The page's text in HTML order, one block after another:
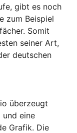
gibt es noch
zum Beispiel
Somit
seiner Art,
deutschen
überzeugt
und eine
Grafik. Die